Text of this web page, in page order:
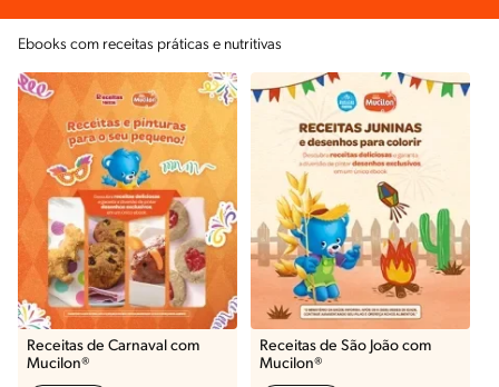
Ebooks com receitas práticas e nutritivas
Receitas de Carnaval com
Mucilon®
Receitas de São João com
Mucilon®